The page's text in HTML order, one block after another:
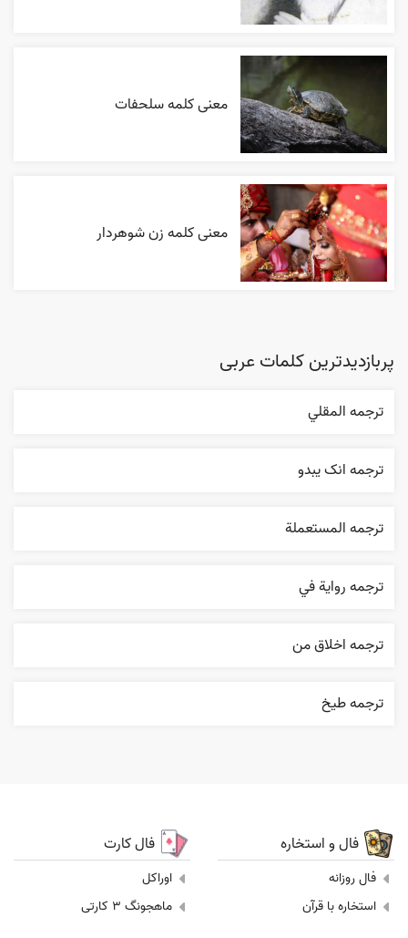
معنی کلمه سلحفات
معنی کلمه زن شوهردار
پربازدیدترین کلمات عربی
ترجمه المقلي
ترجمه انک يبدو
ترجمه المستعملة
ترجمه روایة في
ترجمه اخلاق من
ترجمه طيخ
فال و استخاره
فال روزانه
استخاره با قرآن
فال کارت
اوراکل
ماهجونگ 3 کارتی